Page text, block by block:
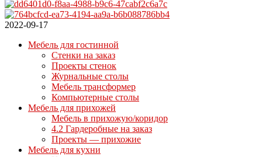
2022-09-17
Мебель для гостинной
Стенки на заказ
Проекты стенок
Журнальные столы
Мебель трансформер
Компьютерные столы
Мебель для прихожей
Мебель в прихожую/коридор
4.2 Гардеробные на заказ
Проекты — прихожие
Мебель для кухни